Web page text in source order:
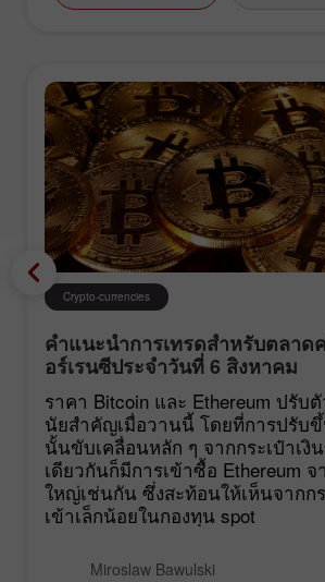
Crypto-currencies
คำแนะนำการเทรดสำหรับตลาด
อร์เรนซีประจำวันที่ 6 สิงหาคม
ราคา Bitcoin และ Ethereum ปรับ
นัยสำคัญเมื่อวานนี้ โดยที่การปรับ
นั้นขับเคลื่อนหลัก ๆ จากกระเป๋าเ
เดียวกันก็มีการเข้าซื้อ Ethereum จ
ใหญ่เช่นกัน ซึ่งสะท้อนให้เห็นจากก
เข้าเล็กน้อยในกองทุน spot
Miroslaw Bawulski